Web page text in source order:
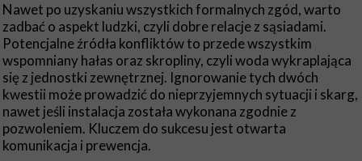
Nawet po uzyskaniu wszystkich formalnych zgód, warto
zadbać o aspekt ludzki, czyli dobre relacje z sąsiadami.
Potencjalne źródła konfliktów to przede wszystkim
wspomniany hałas oraz skropliny, czyli woda wykraplająca
się z jednostki zewnętrznej. Ignorowanie tych dwóch
kwestii może prowadzić do nieprzyjemnych sytuacji i skarg,
nawet jeśli instalacja została wykonana zgodnie z
pozwoleniem. Kluczem do sukcesu jest otwarta
komunikacja i prewencja.